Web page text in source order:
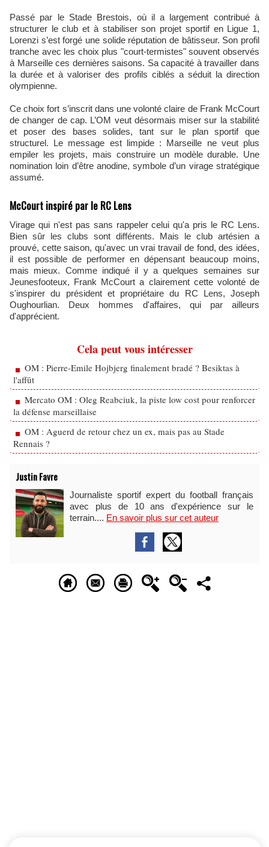
Passé par le Stade Brestois, où il a largement contribué à
structurer le club et à stabiliser son projet sportif en Ligue 1,
Lorenzi s’est forgé une solide réputation de bâtisseur. Son profil
tranche avec les choix plus "court-termistes" souvent observés
à Marseille ces dernières saisons. Sa capacité à travailler dans
la durée et à valoriser des profils ciblés a séduit la direction
olympienne.
Ce choix fort s’inscrit dans une volonté claire de Frank McCourt
de changer de cap. L’OM veut désormais miser sur la stabilité
et poser des bases solides, tant sur le plan sportif que
structurel. Le message est limpide : Marseille ne veut plus
empiler les projets, mais construire un modèle durable. Une
nomination loin d’être anodine, symbole d’un virage stratégique
assumé.
McCourt inspiré par le RC Lens
Virage qui n'est pas sans rappeler celui qu'a pris le RC Lens.
Bien sûr les clubs sont différents. Mais le club artésien a
prouvé, cette saison, qu'avec un vrai travail de fond, des idées,
il est possible de performer en dépensant beaucoup moins,
mais mieux. Comme indiqué il y a quelques semaines sur
Jeunesfooteux, Frank McCourt a clairement cette volonté de
s'inspirer du président et propriétaire du RC Lens, Joseph
Oughourlian. Deux hommes d'affaires, qui par ailleurs
d'apprécient.
Cela peut vous intéresser
OM : Pierre-Emile Hojbjerg finalement bradé ? Besiktas à
l'affût
Mercato OM : Oleg Reabciuk, la piste low cost pour renforcer
la défense marseillaise
OM : Aguerd de retour chez un ex, mais pas au Stade
Rennais ?
Justin Favre
Journaliste sportif expert du football français
avec plus de 10 ans d'expérience sur le
terrain.... En savoir plus sur cet auteur